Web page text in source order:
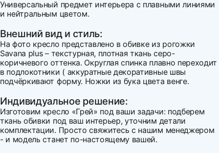
Универсальный предмет интерьера с плавными линиями
и нейтральным цветом.
Внешний вид и стиль:
На фото кресло представлено в обивке из рогожки
Savana plus – текстурная, плотная ткань серо-
коричневого оттенка. Округлая спинка плавно переходит
в подлокотники ( аккуратные декоративные швы
подчёркивают форму. Ножки из бука цвета венге.
Индивидуальное решение:
Изготовим кресло «Грей» под ваши задачи: подберем
ткань обивки под ваш интерьер, уточним детали
комплектации. Просто свяжитесь с нашим менеджером
- и модель станет по-настоящему вашей.